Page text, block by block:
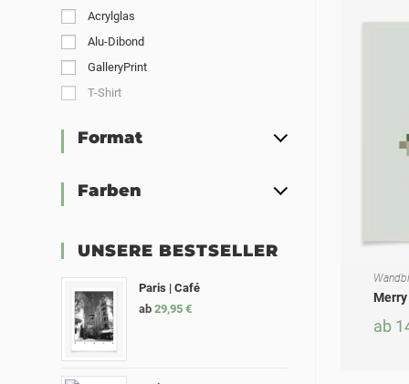
ab
Acrylglas
Alu-Dibond
GalleryPrint
T-Shirt
Format
Farben
UNSERE BESTSELLER
Paris | Café
ab29,95€